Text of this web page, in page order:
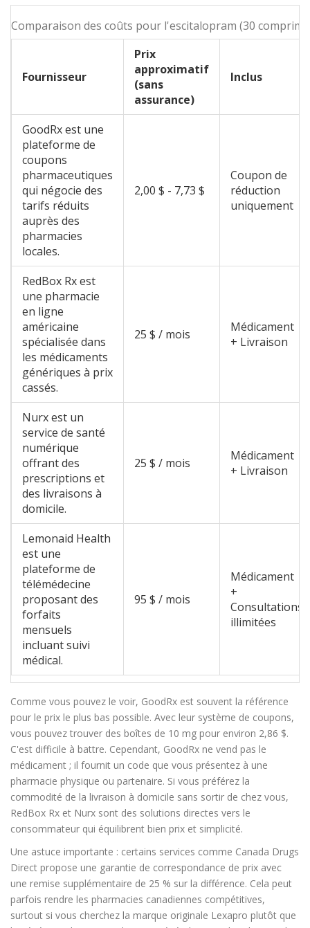
Comparaison des coûts pour l'escitalopram (30
Fournisseur
Prix
approximatif
(sans
assurance)
Inclus
GoodRxest une
plateforme de
coupons
pharmaceutiques
qui négocie des
tarifs réduits
auprès des
pharmacies
locales.
2,00 $ - 7,73 $
Coupon de
réduction
uniquement
RedBox Rxest
une pharmacie
en ligne
américaine
spécialisée dans
les médicaments
génériques à prix
cassés.
25 $ / mois
Médicament
+ Livraison
Nurxest un
service de santé
numérique
offrant des
prescriptions et
des livraisons à
domicile.
25 $ / mois
Médicament
+ Livraison
Lemonaid Health
est une
plateforme de
télémédecine
proposant des
forfaits
mensuels
incluant suivi
médical.
95 $ / mois
Médicament
+
Consultations
illimitées
Comme vous pouvez le voir, GoodRx est souvent la référence
pour le prix le plus bas possible. Avec leur système de coupons,
vous pouvez trouver des boîtes de 10 mg pour environ 2,86 $.
C'est difficile à battre. Cependant, GoodRx ne vend pas le
médicament ; il fournit un code que vous présentez à une
pharmacie physique ou partenaire. Si vous préférez la
commodité de la livraison à domicile sans sortir de chez vous,
RedBox Rx et Nurx sont des solutions directes vers le
consommateur qui équilibrent bien prix et simplicité.
Une astuce importante : certains services comme Canada Drugs
Direct propose une garantie de correspondance de prix avec
une remise supplémentaire de 25 % sur la différence. Cela peut
parfois rendre les pharmacies canadiennes compétitives,
surtout si vous cherchez la marque originale Lexapro plutôt que